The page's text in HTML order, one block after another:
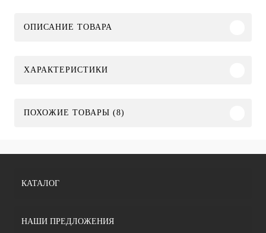
ОПИСАНИЕ ТОВАРА
ХАРАКТЕРИСТИКИ
ПОХОЖИЕ ТОВАРЫ (8)
КАТАЛОГ
НАШИ ПРЕДЛОЖЕНИЯ